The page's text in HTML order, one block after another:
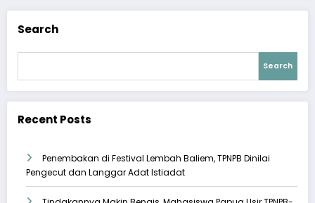
Search
Search
Recent Posts
Penembakan di Festival Lembah Baliem, TPNPB Dinilai
Pengecut dan Langgar Adat Istiadat